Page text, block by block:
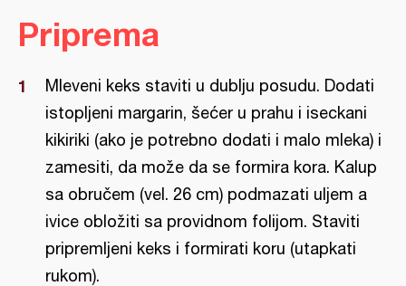
Priprema
Mleveni keks staviti u dublju posudu. Dodati
istopljeni margarin, šećer u prahu i iseckani
kikiriki (ako je potrebno dodati i malo mleka) i
zamesiti, da može da se formira kora. Kalup
sa obručem (vel. 26 cm) podmazati uljem a
ivice obložiti sa providnom folijom. Staviti
pripremljeni keks i formirati koru (utapkati
rukom).